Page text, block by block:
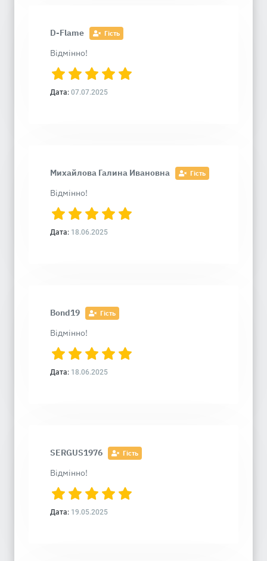
D-Flame Гість
Відмінно!
Дата: 07.07.2025
Михайлова Галина Ивановна Гість
Відмінно!
Дата: 18.06.2025
Bond19 Гість
Відмінно!
Дата: 18.06.2025
SERGUS1976 Гість
Відмінно!
Дата: 19.05.2025